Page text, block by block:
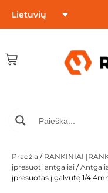
Lietuvių
Pradžia / RANKINIAI
įpresuoti antgaliai /
įpresuotas į galvutę 1/4